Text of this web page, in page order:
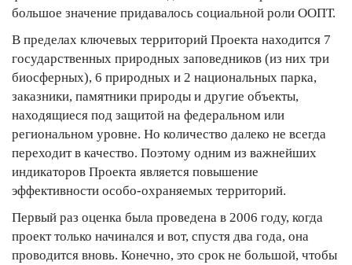
большое значение придавалось социальной роли ООПТ.
В пределах ключевых территорий Проекта находится 7
государственных природных заповедников (из них три
биосферных), 6 природных и 2 национальных парка,
заказники, памятники природы и другие объекты,
находящиеся под защитой на федеральном или
региональном уровне. Но количество далеко не всегда
переходит в качество. Поэтому одним из важнейших
индикаторов Проекта является повышение
эффективности особо-охраняемых территорий.
Первый раз оценка была проведена в 2006 году, когда
проект только начинался и вот, спустя два года, она
проводится вновь. Конечно, это срок не большой, чтобы